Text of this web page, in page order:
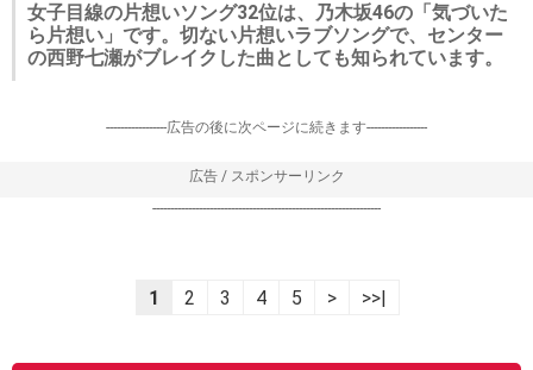
女子目線の片想いソング32位は、乃木坂46の「気づいた
ら片想い」です。切ない片想いラブソングで、センター
の西野七瀬がブレイクした曲としても知られています。
-----------------広告の後に次ページに続きます-----------------
広告 / スポンサーリンク
----------------------------------------------------------------
1 2 3 4 5 > >>|